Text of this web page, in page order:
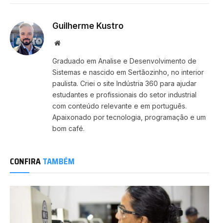
Guilherme Kustro
Website
Graduado em Analise e Desenvolvimento de
Sistemas e nascido em Sertãozinho, no interior
paulista. Criei o site Indústria 360 para ajudar
estudantes e profissionais do setor industrial
com conteúdo relevante e em português.
Apaixonado por tecnologia, programação e um
bom café.
CONFIRATAMBÉM